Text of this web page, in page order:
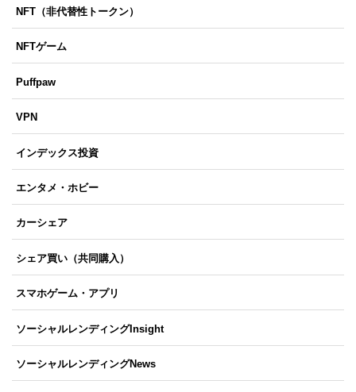
NFT（非代替性トークン）
NFTゲーム
Puffpaw
VPN
インデックス投資
エンタメ・ホビー
カーシェア
シェア買い（共同購入）
スマホゲーム・アプリ
ソーシャルレンディングInsight
ソーシャルレンディングNews